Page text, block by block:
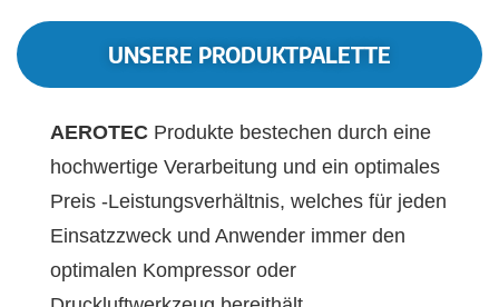
UNSERE PRODUKTPALETTE
AEROTEC Produkte bestechen durch eine
hochwertige Verarbeitung und ein optimales
Preis -Leistungsverhältnis, welches für jeden
Einsatzzweck und Anwender immer den
optimalen Kompressor oder